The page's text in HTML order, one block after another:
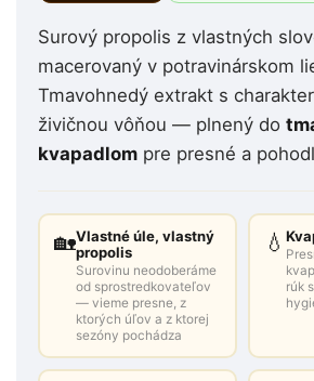
Surový propolis z vlastných
macerovaný v potravinárskom
Tmavohnedý extrakt s
živičnou vôňou — plnený do
kvapadlom pre presné a
🏡Vlastné úle, vlastný
propolis
Surovinu neodoberáme
od sprostredkovateľov
— vieme presne, z
ktorých úľov a z ktorej
sezóny pochádza
💧
rúk